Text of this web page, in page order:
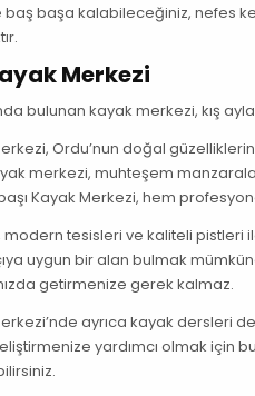
baş başa kalabileceğiniz, nefes
Merkezi
bulunan kayak merkezi, kış
Ordu’nun doğal
merkezi, muhteşem
Kayak Merkezi, hem
modern tesisleri ve kaliteli pistleri
uygun bir alan bulmak
getirmenize gerek kalmaz.
ayrıca kayak dersleri
yardımcı olmak için